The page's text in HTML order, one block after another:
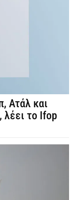
Ατάλ και
λέει το Ifop